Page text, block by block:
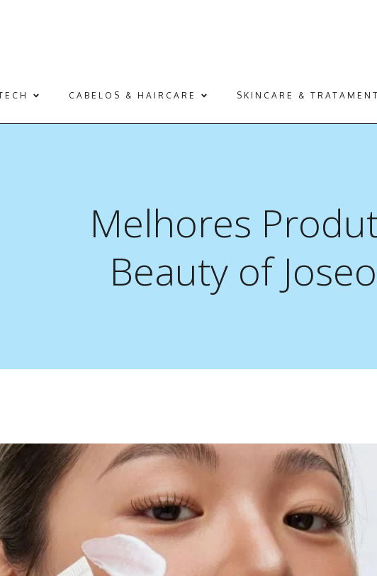
CABELOS & HAIRCARE SKINCARE &
Melhores
Beauty of